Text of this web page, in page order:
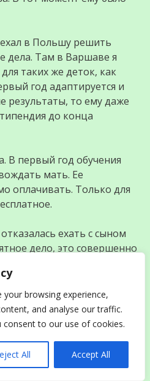
browsing experience,
and analyse our traffic.
consent to our use of cookies.
All Accept All
в Польшу решить
дела. Там в Варшаве я
таких же деток, как
год адаптируется и
результаты, то ему даже
до конца
В первый год обучения
мать. Ее
оплачивать. Только для
ехать с сыном
дело, это совершенно
пить винишко и
А тут целый год
бесил ее до потери
Ситуация никак не
точки. И тут